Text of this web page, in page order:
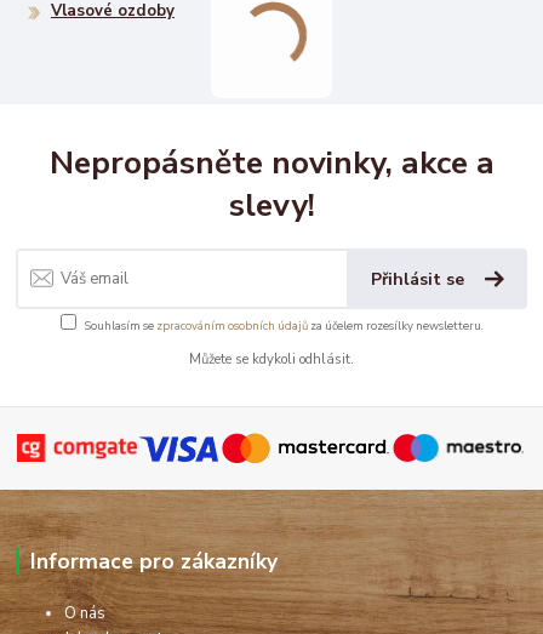
Vlasové ozdoby
Nepropásněte novinky, akce a
slevy!
Přihlásit se
Souhlasím se zpracováním osobních údajůza účelem rozesílky newsletteru.
Můžete se kdykoli odhlásit.
Informace pro zákazníky
O nás